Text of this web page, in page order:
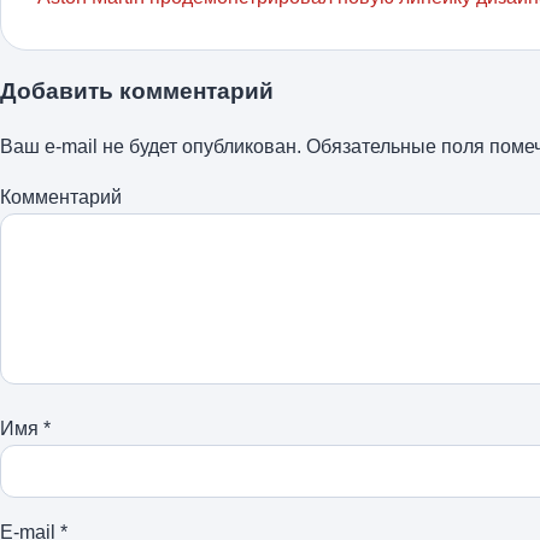
Добавить комментарий
Ваш e-mail не будет опубликован. Обязательные поля
Комментарий
Имя *
E-mail *